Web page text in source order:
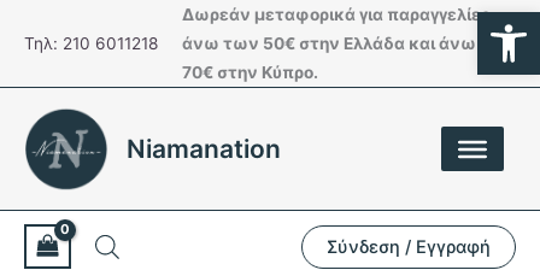
στοΤηλ: 210 6011218
Δωρεάν μεταφορικά για παραγγελίες
άνω των 50€ στην Ελλάδα και άνω των
70€ στην Κύπρο.
Niamanation
Σύνδεση / Εγγραφή